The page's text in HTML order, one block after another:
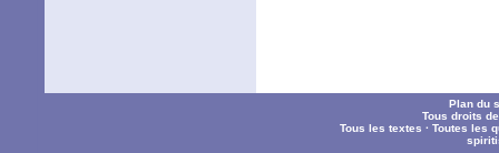
Plan du
Tous droits
Tous les textes ·Toutes les